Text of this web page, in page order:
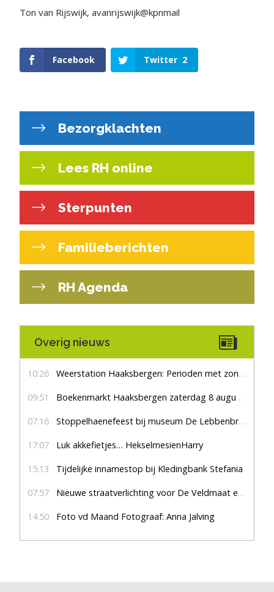
Ton van Rijswijk, avanrijswijk@kpnmail
Facebook Twitter 2
Bezorgklachten
Lees RH online
Sterpunten
Familieberichten
RH Agenda
Overig nieuws
10:26 Weerstation Haaksbergen: Perioden met zon en droog
09:51 Boekenmarkt Haaksbergen zaterdag 8 augustus, marktplein Haaksbergen
07:16 Stoppelhaenefeest bij museum De Lebbenbrugge
17:07 Luk akkefietjes… HekselmesienHarry
15:13 Tijdelijke innamestop bij Kledingbank Stefania
07:57 Nieuwe straatverlichting voor De Veldmaat en De Pas
14:50 Foto vd Maand Fotograaf: Anna Jalving